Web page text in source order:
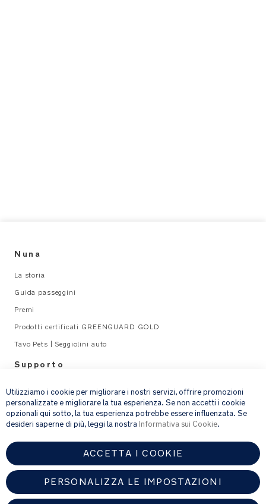
Nuna
La storia
Guida passeggini
Premi
Prodotti certificati GREENGUARD GOLD
Tavo Pets | Seggiolini auto
Supporto
email address ISCRIVITI
Fornendo l’indirizzo e-mail, acconsenti a ricevere via e-mail la nostra
newsletter e le informazioni su prodotti e offerte che potrebbero
interessarti.
Per ulteriori dettagli sul trattamento dei dati personali, consulta la
nostrainformativa sulla privacy.
Utilizziamo i cookie per migliorare i nostri servizi, offrire promozioni
personalizzate e migliorare la tua esperienza. Se non accetti i cookie
opzionali qui sotto, la tua esperienza potrebbe essere influenzata. Se
desideri saperne di più, leggi la nostra Informativa sui Cookie.
ACCETTA I COOKIE
PERSONALIZZA LE IMPOSTAZIONI